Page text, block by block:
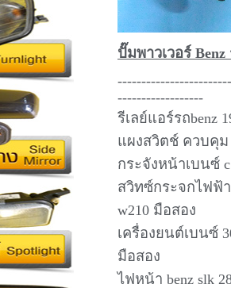
ปั๊มพาวเวอร์
------------------
รีเลย์แอร์รถbenz
แผงสวิตช์ ควบคุม
กระจังหน้าเบนซ์
สวิทซ์กระจกไฟฟ้า
w210 มือสอง
เครื่องยนต์เบนซ์
มือสอง
ไฟหน้า benz slk